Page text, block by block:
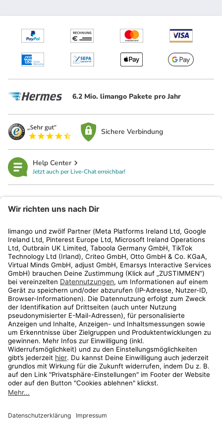
6.2 Mio. limango Pakete pro Jahr
Sichere Verbindung
Help Center
Jetzt auch per Live-Chat erreichbar!
Kundenservice
Shop
Aktionen
Travel